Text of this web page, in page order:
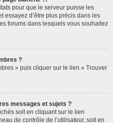
pour que le serveur puisse les
essayez d’être plus précis dans les
forums dans lesquels vous souhaitez
?
» puis cliquer sur le lien « Trouver
messages et sujets ?
soit en cliquant sur le lien
de contrôle de l’utilisateur, soit en